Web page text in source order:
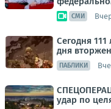
СМИ
Сегодня
дня
ПАБЛИКИ
удар по